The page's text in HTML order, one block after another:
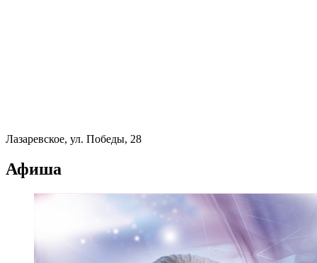
Лазаревское, ул. Победы, 28
Афиша